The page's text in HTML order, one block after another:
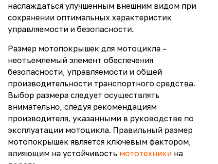
наслаждаться улучшенным внешним видом при
сохранении оптимальных характеристик
управляемости и безопасности.
Размер мотопокрышек для мотоцикла –
неотъемлемый элемент обеспечения
безопасности, управляемости и общей
производительности транспортного средства.
Выбор размера следует осуществлять
внимательно, следуя рекомендациям
производителя, указанными в руководстве по
эксплуатации мотоцикла. Правильный размер
мотопокрышек является ключевым фактором,
влияющим на устойчивость мототехники на